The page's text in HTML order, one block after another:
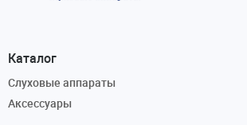
Каталог
Слуховые аппараты
Аксессуары